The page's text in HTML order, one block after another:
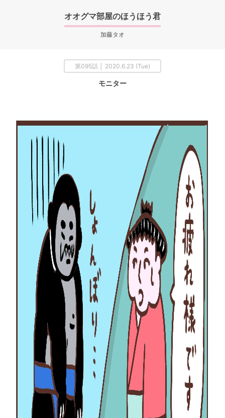
オオグマ部屋のほうほう君
加藤タオ
第095話 │ 2020.6.23 (Tue)
モニター